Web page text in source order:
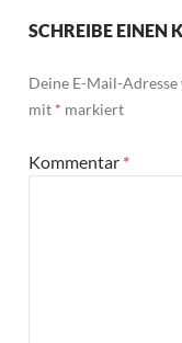
SCHREIBE EINEN
Deine E-Mail-
mit * markiert
Kommentar *